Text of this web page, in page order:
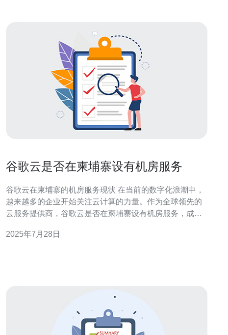
谷歌云是否在柬埔寨设有机房服务
谷歌云在柬埔寨的机房服务现状 在当前的数字化浪潮中，
越来越多的企业开始关注云计算的力量。作为全球领先的
云服务提供商，谷歌云是否在柬埔寨设有机房服务，成为
讨，带您了解相关情况。 以下是关于谷歌云在柬埔寨的机
2025年7月28日